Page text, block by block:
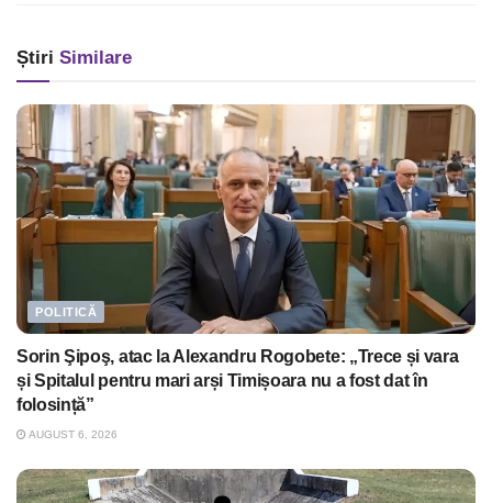
Știri Similare
POLITICĂ
Sorin Şipoş, atac la Alexandru Rogobete: „Trece și vara
și Spitalul pentru mari arși Timișoara nu a fost dat în
folosință”
AUGUST 6, 2026